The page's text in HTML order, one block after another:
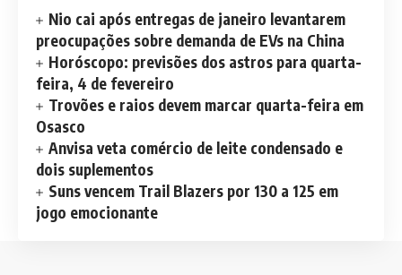
Nio cai após entregas de janeiro levantarem
preocupações sobre demanda de EVs na China
Horóscopo: previsões dos astros para quarta-
feira, 4 de fevereiro
Trovões e raios devem marcar quarta-feira em
Osasco
Anvisa veta comércio de leite condensado e
dois suplementos
Suns vencem Trail Blazers por 130 a 125 em
jogo emocionante